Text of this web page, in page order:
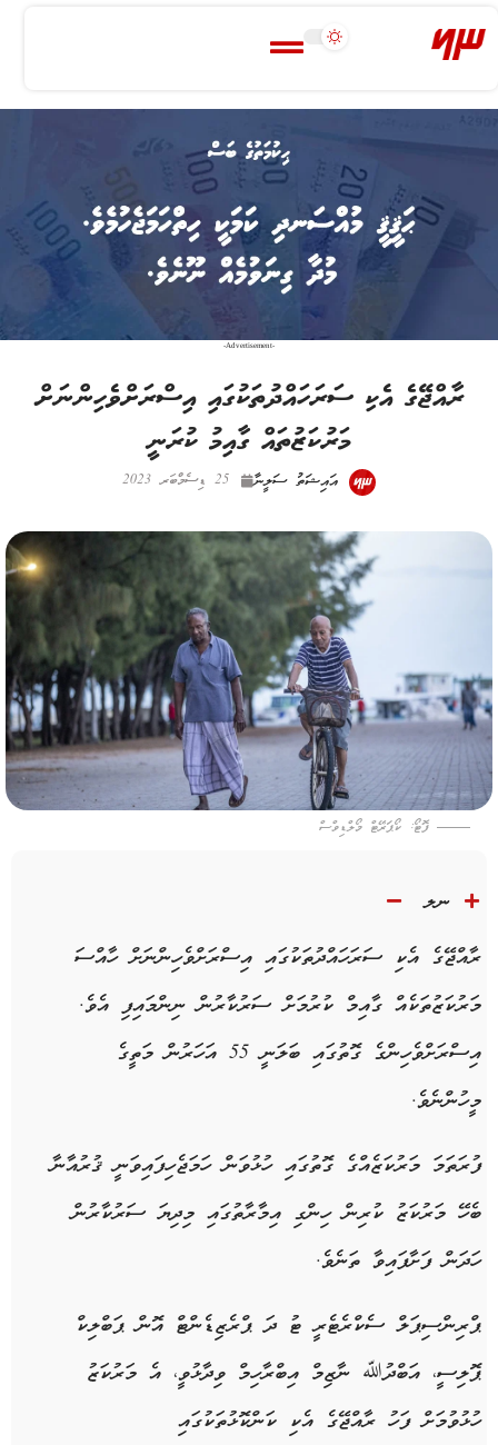
-Advertisement-
ރާއްޖޭގެ އެކި ސަރަހައްދުތަކުގައި އިސްރަށްވެހިންނަށް
މަރުކަޒުތައް ގާއިމު ކުރަނީ
އައިޝަތު ސަލީނާ 25 ޑިސެމްބަރ 2023
ފޮޓޯ: ކޯޕަރޭޓް މޯލްޑިވްސް
ނލ
ރާއްޖޭގެ އެކި ސަރަހައްދުތަކުގައި އިސްރަށްވެހިންނަށް ހާއްސަ
މަރުކަޒުތަކެއް ގާއިމް ކުރުމަށް ސަރުކާރުން ނިންމައިފި އެވެ.
އިސްރަށްވެހިންގެ ގޮތުގައި ބަލަނީ 55 އަހަރުން މަތީގެ
މީހުންނެވެ.
ފުރަތަމަ މަރުކަޒެއްގެ ގޮތުގައި ހުޅުވަން ހަމަޖެހިފައިވަނީ ޤުރުއާނާ
ބެހޭ މަރުކަޒު ކުރިން ހިންގި އިމާރާތުގައި މިދިޔަ ސަރުކާރުން
ހަދަން ފަށާފައިވާ ތަނެވެ.
ޕްރިންސިޕަލް ސެކްރެޓެރީ ޓު ދަ ޕްރެޒިޑެންޓް އޮން ޕަބްލިކް
ޕޮލިސީ، އަބްދުﷲ ނާޒިމް އިބްރާހިމް ވިދާޅުވީ، އެ މަރުކަޒު
ހުޅުވުމަށް ފަހު ރާއްޖޭގެ އެކި ކަންކޮޅުތަކުގައި